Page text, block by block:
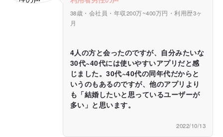
38歳・会社員・年収200万~400万円・利用歴3ヶ
月
4人の方と会ったのですが、自分みたいな
30代~40代には使いやすいアプリだと感
じました。30代~40代の同年代だからと
いうのもあるのですが、他のアプリより
も「結婚したいと思っているユーザーが
多い」と思います。
2022/10/13